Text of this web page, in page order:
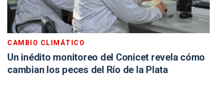
CAMBIO CLIMÁTICO
Un inédito monitoreo del Conicet revela cómo
cambian los peces del Río de la Plata